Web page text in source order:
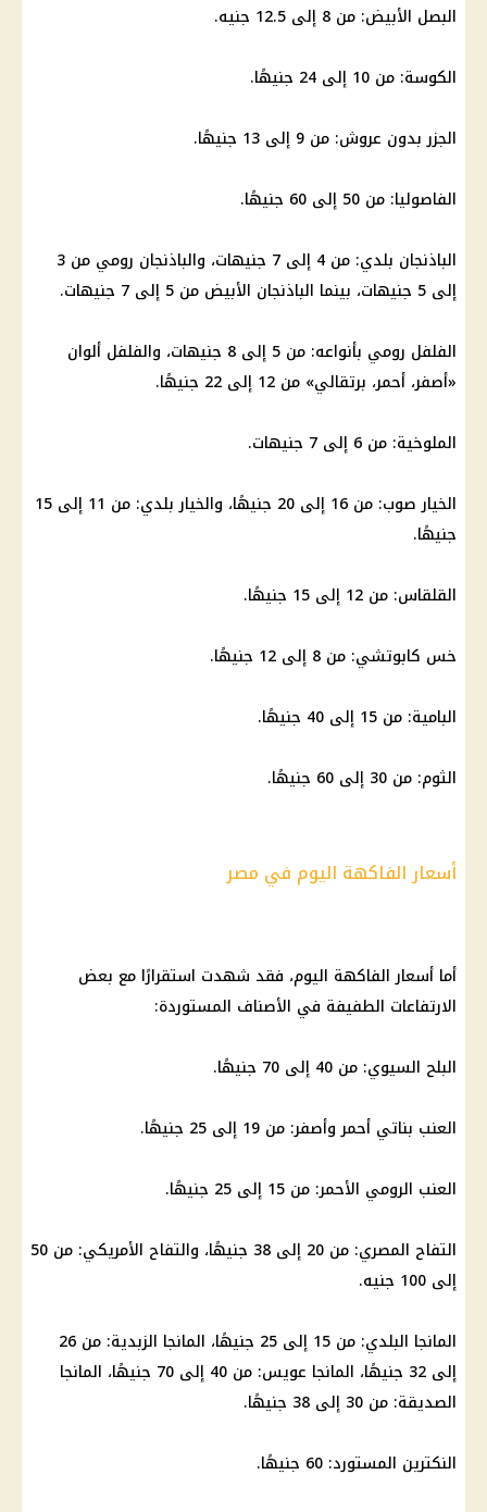
البصل الأبيض: من 8 إلى 12.5 جنيه.
الكوسة: من 10 إلى 24 جنيهًا.
الجزر بدون عروش: من 9 إلى 13 جنيهًا.
الفاصوليا: من 50 إلى 60 جنيهًا.
الباذنجان بلدي: من 4 إلى 7 جنيهات، والباذنجان رومي من 3
إلى 5 جنيهات، بينما الباذنجان الأبيض من 5 إلى 7 جنيهات.
الفلفل رومي بأنواعه: من 5 إلى 8 جنيهات، والفلفل ألوان
«أصفر، أحمر، برتقالي» من 12 إلى 22 جنيهًا.
الملوخية: من 6 إلى 7 جنيهات.
الخيار صوب: من 16 إلى 20 جنيهًا، والخيار بلدي: من 11 إلى 15
جنيهًا.
القلقاس: من 12 إلى 15 جنيهًا.
خس كابوتشي: من 8 إلى 12 جنيهًا.
البامية: من 15 إلى 40 جنيهًا.
الثوم: من 30 إلى 60 جنيهًا.
أسعار الفاكهة اليوم في مصر
أما أسعار الفاكهة اليوم، فقد شهدت استقرارًا مع بعض
الارتفاعات الطفيفة في الأصناف المستوردة:
البلح السيوي: من 40 إلى 70 جنيهًا.
العنب بناتي أحمر وأصفر: من 19 إلى 25 جنيهًا.
العنب الرومي الأحمر: من 15 إلى 25 جنيهًا.
التفاح المصري: من 20 إلى 38 جنيهًا، والتفاح الأمريكي: من 50
إلى 100 جنيه.
المانجا البلدي: من 15 إلى 25 جنيهًا، المانجا الزبدية: من 26
إلى 32 جنيهًا، المانجا عويس: من 40 إلى 70 جنيهًا، المانجا
الصديقة: من 30 إلى 38 جنيهًا.
النكترين المستورد: 60 جنيهًا.